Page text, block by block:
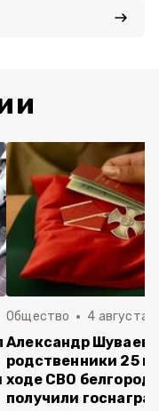
Общество 4 августа ,
Александр Шуваев:
родственники 25
ходе СВО
получили